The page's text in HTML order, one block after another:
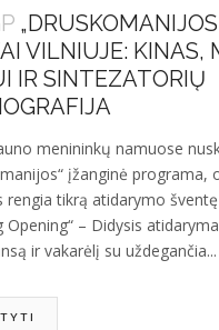
VILNIUJE: KINAS,
IR SINTEZATORIŲ
menininkų namuose
įžanginė programa,
rengia tikrą atidarymo šventę
Opening“ – Didysis
ir vakarėlį su uždegančia...